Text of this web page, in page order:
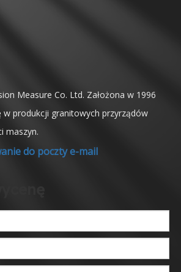
Measure Co. Ltd. Założona w 1996
w produkcji granitowych przyrządów
maszyn.
do poczty e-mail